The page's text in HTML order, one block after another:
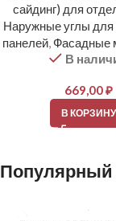
сайдинг) для
Наружные углы
панелей, Фасадные
В
669,00₽
В КОРЗИНУ
Популярный